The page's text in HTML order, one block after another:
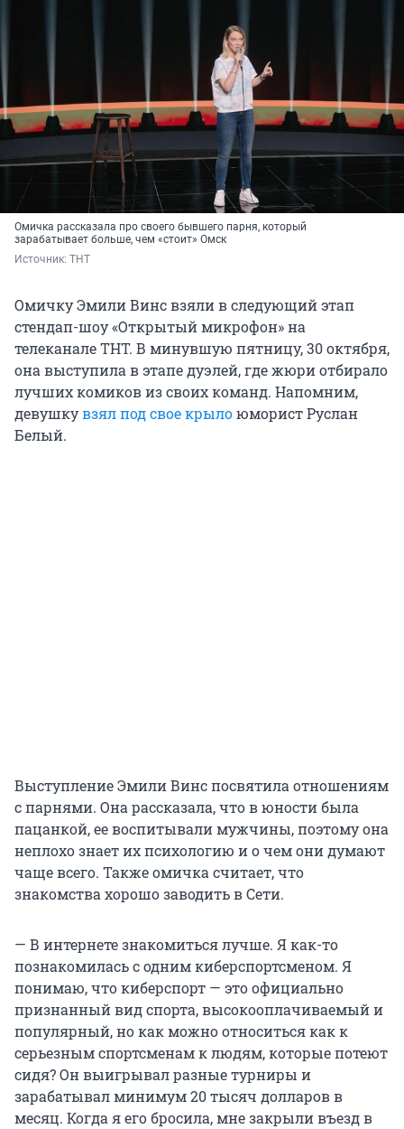
Омичка рассказала про своего бывшего парня, который
зарабатывает больше, чем «стоит» Омск
Источник: ТНТ
Омичку Эмили Винс взяли в следующий этап
стендап-шоу «Открытый микрофон» на
телеканале ТНТ. В минувшую пятницу, 30 октября,
она выступила в этапе дуэлей, где жюри отбирало
лучших комиков из своих команд. Напомним,
девушкувзял под свое крылоюморист Руслан
Белый.
Выступление Эмили Винс посвятила отношениям
с парнями. Она рассказала, что в юности была
пацанкой, ее воспитывали мужчины, поэтому она
неплохо знает их психологию и о чем они думают
чаще всего. Также омичка считает, что
знакомства хорошо заводить в Сети.
— В интернете знакомиться лучше. Я как-то
познакомилась с одним киберспортсменом. Я
понимаю, что киберспорт — это официально
признанный вид спорта, высокооплачиваемый и
популярный, но как можно относиться как к
серьезным спортсменам к людям, которые потеют
сидя? Он выигрывал разные турниры и
зарабатывал минимум 20 тысяч долларов в
месяц. Когда я его бросила, мне закрыли въезд в